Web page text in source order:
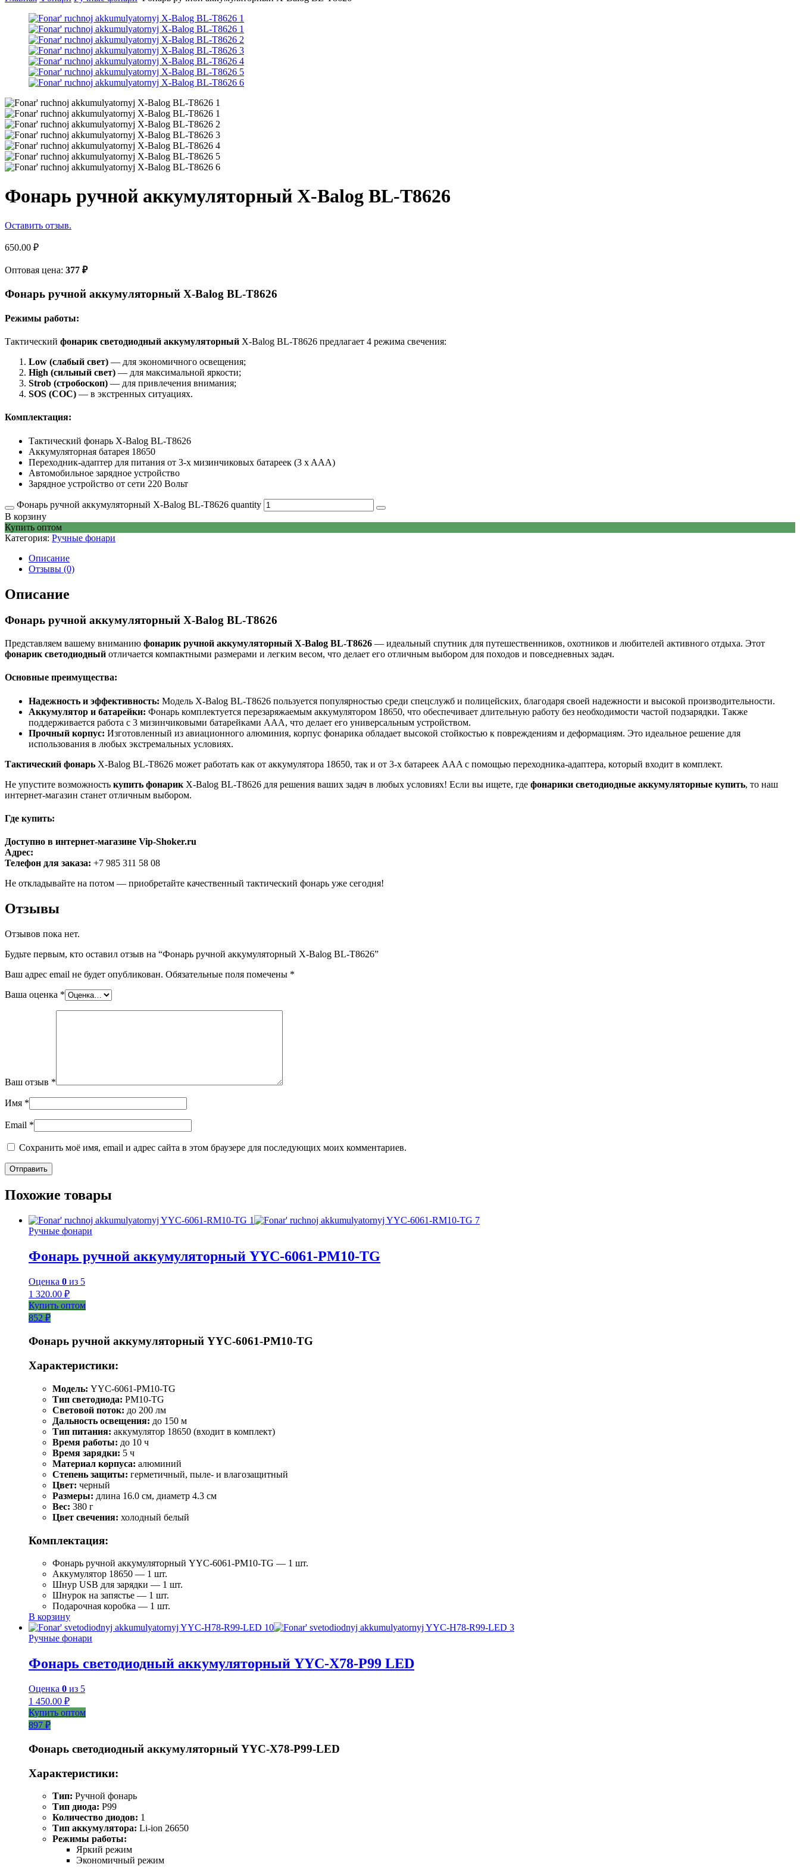
Фонарь ручной аккумуляторный X-Balog BL-T8626
Оставить отзыв.
650.00 ₽
Оптовая цена: 377 ₽
Фонарь ручной аккумуляторный X-Balog BL-T8626
Режимы работы:
Тактический фонарик светодиодный аккумуляторный X-Balog BL-T8626 предлагает 4 режима свечения:
Low (слабый свет) — для экономичного освещения;
High (сильный свет) — для максимальной яркости;
Strob (стробоскоп) — для привлечения внимания;
SOS (СОС) — в экстренных ситуациях.
Комплектация:
Тактический фонарь X-Balog BL-T8626
Аккумуляторная батарея 18650
Переходник-адаптер для питания от 3-х мизинчиковых батареек (3 x AAA)
Автомобильное зарядное устройство
Зарядное устройство от сети 220 Вольт
Фонарь ручной аккумуляторный X-Balog BL-T8626 quantity
В корзину
Купить оптом
Категория: Ручные фонари
Описание
Отзывы (0)
Описание
Фонарь ручной аккумуляторный X-Balog BL-T8626
Представляем вашему вниманию фонарик ручной аккумуляторный X-Balog BL-T8626 — идеальный спутник для путешественников, охотников и любителей активного отдыха. Этот
фонарик светодиодный отличается компактными размерами и легким весом, что делает его отличным выбором для походов и повседневных задач.
Основные преимущества:
Надежность и эффективность: Модель X-Balog BL-T8626 пользуется популярностью среди спецслужб и полицейских, благодаря своей надежности и высокой производительности.
Аккумулятор и батарейки: Фонарь комплектуется перезаряжаемым аккумулятором 18650, что обеспечивает длительную работу без необходимости частой подзарядки. Также
поддерживается работа с 3 мизинчиковыми батарейками AAA, что делает его универсальным устройством.
Прочный корпус: Изготовленный из авиационного алюминия, корпус фонарика обладает высокой стойкостью к повреждениям и деформациям. Это идеальное решение для
использования в любых экстремальных условиях.
Тактический фонарь X-Balog BL-T8626 может работать как от аккумулятора 18650, так и от 3-х батареек AAA с помощью переходника-адаптера, который входит в комплект.
Не упустите возможность купить фонарик X-Balog BL-T8626 для решения ваших задач в любых условиях! Если вы ищете, где фонарики светодиодные аккумуляторные купить, то наш
интернет-магазин станет отличным выбором.
Где купить:
Доступно в интернет-магазине Vip-Shoker.ru
Адрес:
Телефон для заказа: +7 985 311 58 08
Не откладывайте на потом — приобретайте качественный тактический фонарь уже сегодня!
Отзывы
Отзывов пока нет.
Будьте первым, кто оставил отзыв на “Фонарь ручной аккумуляторный X-Balog BL-T8626”
Ваш адрес email не будет опубликован. Обязательные поля помечены *
Ваша оценка *
Ваш отзыв *
Имя *
Email *
Сохранить моё имя, email и адрес сайта в этом браузере для последующих моих комментариев.
Похожие товары
Ручные фонари
Фонарь ручной аккумуляторный YYC-6061-РM10-TG
Оценка 0 из 5
1 320.00 ₽
Купить оптом
852 ₽
Фонарь ручной аккумуляторный YYC-6061-РM10-TG
Характеристики:
Модель: YYC-6061-РM10-TG
Тип светодиода: PM10-TG
Световой поток: до 200 лм
Дальность освещения: до 150 м
Тип питания: аккумулятор 18650 (входит в комплект)
Время работы: до 10 ч
Время зарядки: 5 ч
Материал корпуса: алюминий
Степень защиты: герметичный, пыле- и влагозащитный
Цвет: черный
Размеры: длина 16.0 см, диаметр 4.3 см
Вес: 380 г
Цвет свечения: холодный белый
Комплектация:
Фонарь ручной аккумуляторный YYC-6061-РM10-TG — 1 шт.
Аккумулятор 18650 — 1 шт.
Шнур USB для зарядки — 1 шт.
Шнурок на запястье — 1 шт.
Подарочная коробка — 1 шт.
В корзину
Ручные фонари
Фонарь светодиодный аккумуляторный YYC-X78-P99 LED
Оценка 0 из 5
1 450.00 ₽
Купить оптом
897 ₽
Фонарь светодиодный аккумуляторный YYC-Х78-Р99-LED
Характеристики:
Тип: Ручной фонарь
Тип диода: P99
Количество диодов: 1
Тип аккумулятора: Li-ion 26650
Режимы работы:
Яркий режим
Экономичный режим